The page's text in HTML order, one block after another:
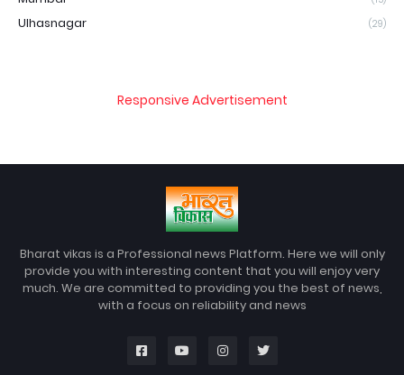
Ulhasnagar (29)
Responsive Advertisement
Bharat vikas is a Professional news Platform. Here we will only
provide you with interesting content that you will enjoy very
much. We are committed to providing you the best of news,
with a focus on reliability and news